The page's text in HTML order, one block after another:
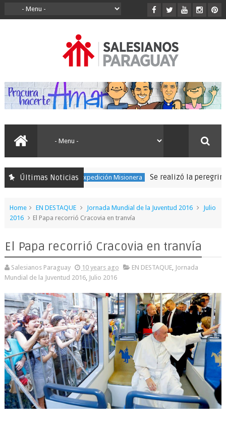
Últimas Noticias
150 Expedición Misionera Se realizó la peregrinación para
Home EN DESTAQUE Jornada Mundial de la Juventud 2016
Julio
2016
El Papa recorrió Cracovia en tranvía
El Papa recorrió Cracovia en tranvía
Salesianos Paraguay 10 years ago EN DESTAQUE, Jornada
Mundial de la Juventud 2016, Julio 2016